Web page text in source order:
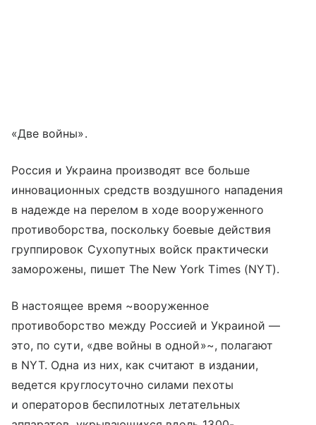
«Две войны».
Россия и Украина производят все больше
инновационных средств воздушного нападения
в надежде на перелом в ходе вооруженного
противоборства, поскольку боевые действия
группировок Сухопутных войск практически
заморожены, пишет The New York Times (NYT).
В настоящее время ~вооруженное
противоборство между Россией и Украиной —
это, по сути, «две войны в одной»~, полагают
в NYT. Одна из них, как считают в издании,
ведется круглосуточно силами пехоты
и операторов беспилотных летательных